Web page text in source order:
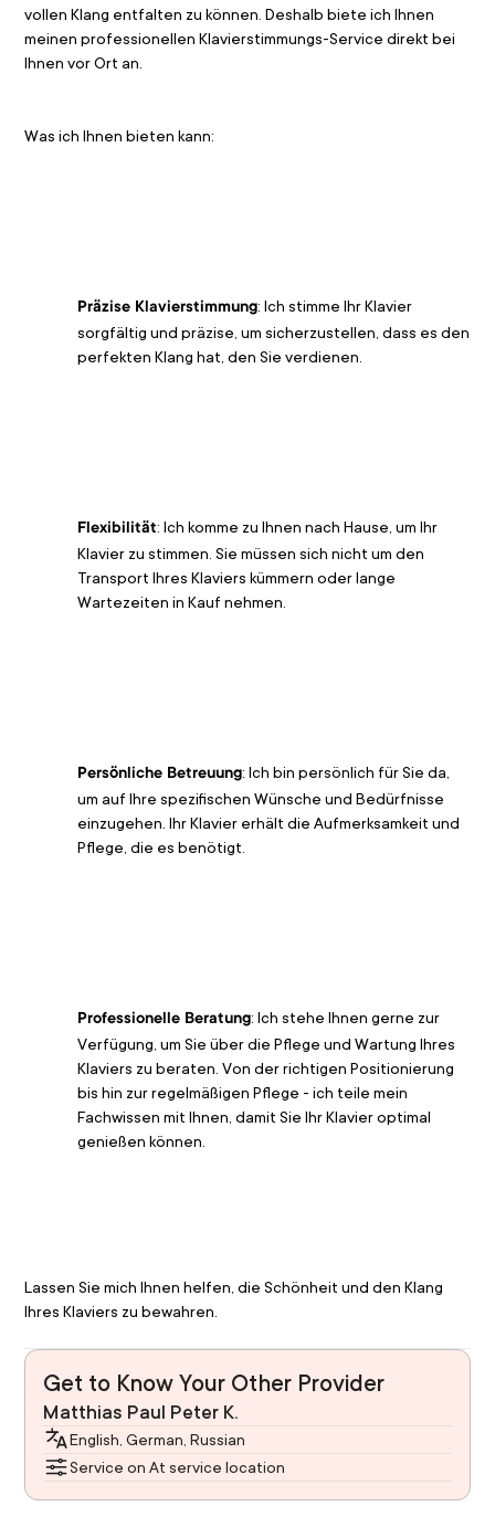
vollen Klang entfalten zu können. Deshalb biete ich Ihnen
meinen professionellen Klavierstimmungs-Service direkt bei
Ihnen vor Ort an.
Was ich Ihnen bieten kann:
Präzise Klavierstimmung: Ich stimme Ihr Klavier
sorgfältig und präzise, um sicherzustellen, dass es den
perfekten Klang hat, den Sie verdienen.
Flexibilität: Ich komme zu Ihnen nach Hause, um Ihr
Klavier zu stimmen. Sie müssen sich nicht um den
Transport Ihres Klaviers kümmern oder lange
Wartezeiten in Kauf nehmen.
Persönliche Betreuung: Ich bin persönlich für Sie da,
um auf Ihre spezifischen Wünsche und Bedürfnisse
einzugehen. Ihr Klavier erhält die Aufmerksamkeit und
Pflege, die es benötigt.
Professionelle Beratung: Ich stehe Ihnen gerne zur
Verfügung, um Sie über die Pflege und Wartung Ihres
Klaviers zu beraten. Von der richtigen Positionierung
bis hin zur regelmäßigen Pflege - ich teile mein
Fachwissen mit Ihnen, damit Sie Ihr Klavier optimal
genießen können.
Lassen Sie mich Ihnen helfen, die Schönheit und den Klang
Ihres Klaviers zu bewahren.
Get to Know Your Other Provider
Matthias Paul Peter K.
English, German, Russian
Service on At service location